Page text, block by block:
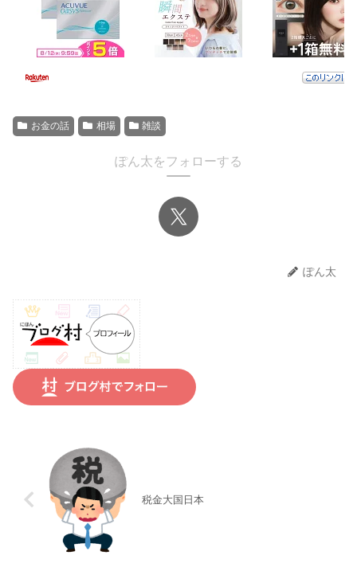
お金の話 相場 雑談
ぽん太をフォローする
ぽん太
税金大国日本